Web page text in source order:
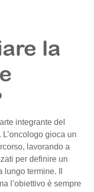
la
integrante del
gioca un
lavorando a
per definire un
termine. Il
l’obiettivo è sempre